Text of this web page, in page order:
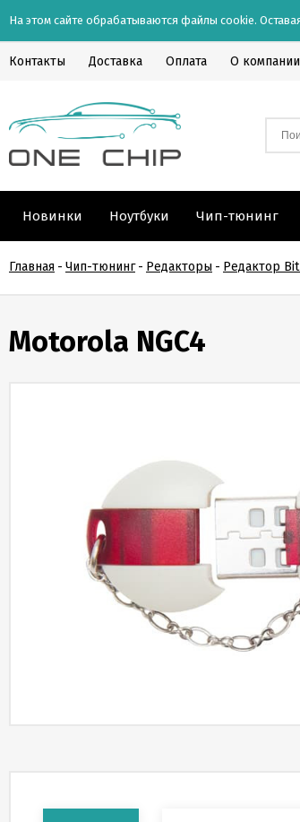
На этом сайте обрабатываются файлы cookie.
Контакты Доставка Оплата О компании
Новинки Ноутбуки Чип-тюнинг
Главная - Чип-тюнинг - Редакторы - Редактор
Motorola NGC4